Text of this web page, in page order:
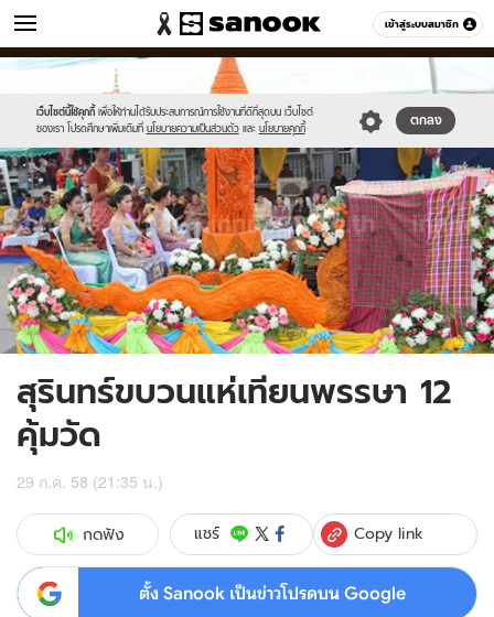
เข้าสู่ระบบสมาชิก
ข่าว หมวดอื่นๆ
เว็บไซต์นี้ใช้คุกกี้ เพื่อให้ท่านได้รับประสบการณ์การใช้งานที่ดีที่สุดบน เว็บไซต์
ของเรา โปรดศึกษาเพิ่มเติมที่ นโยบายความเป็นส่วนตัว และ นโยบายคุกกี้
ตกลง
Sanook
//s.isanook.com/sr/0/images/logo-
sanook.png
600
60
//s.isanook.com/ns/0/ud/367/1838858/635526-
สุรินทร์ขบวนแห่เทียนพรรษา 12
คุ้มวัด
29 ก.ค. 58 (21:35 น.)
กดฟัง แชร์ Copy link
ตั้ง Sanook เป็นข่าวโปรดบน Google